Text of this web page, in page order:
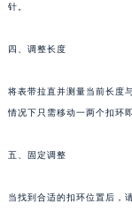
针。
四、调整长度
将表带拉直并测量当前长度
情况下只需移动一两个扣环
五、固定调整
当找到合适的扣环位置后，